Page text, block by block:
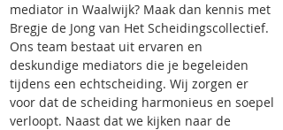
mediator in Waalwijk? Maak dan kennis met
Bregje de Jong van Het Scheidingscollectief.
Ons team bestaat uit ervaren en
deskundige mediators die je begeleiden
tijdens een echtscheiding. Wij zorgen er
voor dat de scheiding harmonieus en soepel
verloopt. Naast dat we kijken naar de